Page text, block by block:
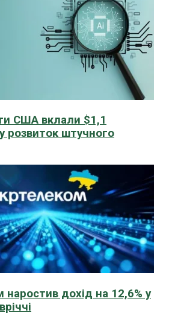
США вклали $1,1
розвиток штучного
наростив дохід на 12,6% у